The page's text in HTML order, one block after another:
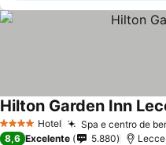
4 EstrelasHotel Spa e centro de
Hilton Garden Inn
8,6 Excelente 5.880